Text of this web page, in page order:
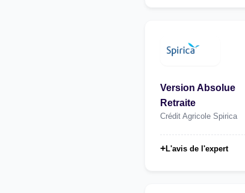
Version Absolue
Retraite
Crédit Agricole Spirica
+L'avis de l'expert